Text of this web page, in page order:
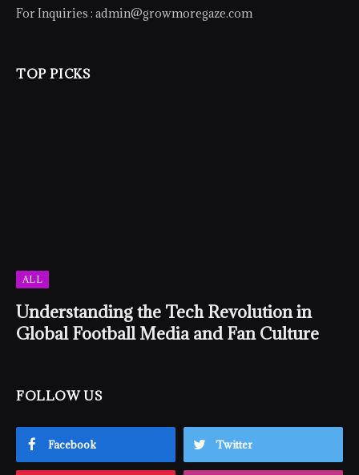
For Inquiries : admin@growmoregaze.com
TOP PICKS
ALL
Understanding the Tech Revolution in
Global Football Media and Fan Culture
FOLLOW US
Facebook Twitter